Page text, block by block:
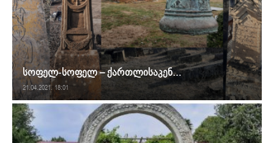
სოფელ-სოფელ – ქართლისაკენ…
21.04.2021. 18:01